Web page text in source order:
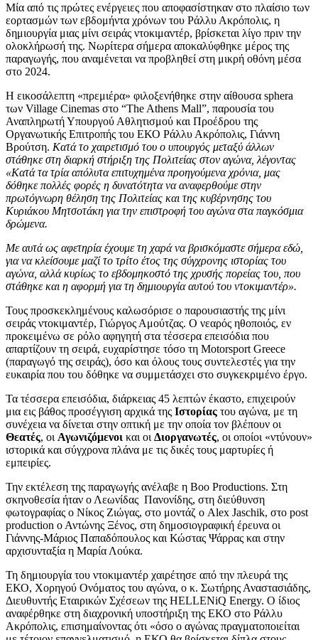
Μία από τις πρώτες ενέργειες που αποφασίστηκαν στο πλαίσιο των
εορτασμών των εβδομήντα χρόνων του Ράλλυ Ακρόπολις, η
δημιουργία μιας μίνι σειράς ντοκιμαντέρ, βρίσκεται λίγο πριν την
ολοκλήρωσή της. Νωρίτερα σήμερα αποκαλύφθηκε μέρος της
παραγωγής, που αναμένεται να προβληθεί στη μικρή οθόνη μέσα
στο 2024.
Η εικοσάλεπτη «πρεμιέρα» φιλοξενήθηκε στην αίθουσα sphera
των Village Cinemas στο “The Athens Mall”, παρουσία του
Αναπληρωτή Υπουργού Αθλητισμού και Προέδρου της
Οργανωτικής Επιτροπής του ΕΚΟ Ράλλυ Ακρόπολις, Γιάννη
Βρούτση. Κατά το χαιρετισμό του ο υπουργός μεταξύ άλλων
στάθηκε στη διαρκή στήριξη της Πολιτείας στον αγώνα, λέγοντας
«Κατά τα τρία απόλυτα επιτυχημένα προηγούμενα χρόνια, μας
δόθηκε πολλές φορές η δυνατότητα να αναφερθούμε στην
πρωτόγνωρη θέληση της Πολιτείας και της κυβέρνησης του
Κυριάκου Μητσοτάκη για την επιστροφή του αγώνα στα παγκόσμια
δρώμενα.
Με αυτά ως αφετηρία έχουμε τη χαρά να βρισκόμαστε σήμερα εδώ,
για να κλείσουμε μαζί το τρίτο έτος της σύγχρονης ιστορίας του
αγώνα, αλλά κυρίως το εβδομηκοστό της χρυσής πορείας του, που
στάθηκε και η αφορμή για τη δημιουργία αυτού του ντοκιμαντέρ».
Τους προσκεκλημένους καλωσόρισε ο παρουσιαστής της μίνι
σειράς ντοκιμαντέρ, Γιώργος Αμούτζας. Ο νεαρός ηθοποιός, εν
προκειμένω σε ρόλο αφηγητή στα τέσσερα επεισόδια που
απαρτίζουν τη σειρά, ευχαρίστησε τόσο τη Motorsport Greece
(παραγωγό της σειράς), όσο και όλους τους συντελεστές για την
ευκαιρία που του δόθηκε να συμμετάσχει στο συγκεκριμένο έργο.
Τα τέσσερα επεισόδια, διάρκειας 45 λεπτών έκαστο, επιχειρούν
μια εις βάθος προσέγγιση αρχικά της Ιστορίας του αγώνα, με τη
συνέχεια να δίνεται στην οπτική με την οποία τον βλέπουν οι
Θεατές, οι Αγωνιζόμενοι και οι Διοργανωτές, οι οποίοι «ντύνουν»
ιστορικά και σύγχρονα πλάνα με τις δικές τους μαρτυρίες ή
εμπειρίες.
Την εκτέλεση της παραγωγής ανέλαβε η Boo Productions. Στη
σκηνοθεσία ήταν ο Λεωνίδας Πανονίδης, στη διεύθυνση
φωτογραφίας ο Νίκος Ζιώγας, στο μοντάζ ο Alex Jaschik, στο post
production ο Αντώνης Ξένος, στη δημοσιογραφική έρευνα οι
Γιάννης-Μάριος Παπαδόπουλος και Κώστας Ψάρρας και στην
αρχισυνταξία η Μαρία Λούκα.
Τη δημιουργία του ντοκιμαντέρ χαιρέτησε από την πλευρά της
ΕΚΟ, Χορηγού Ονόματος του αγώνα, ο κ. Σωτήρης Αναστασιάδης,
Διευθυντής Εταιρικών Σχέσεων της HELLENiQ Energy. Ο ίδιος
αναφέρθηκε στη διαχρονική υποστήριξη της ΕΚΟ στο Ράλλυ
Ακρόπολις, επισημαίνοντας ότι «όσο ο αγώνας πραγματοποιείται